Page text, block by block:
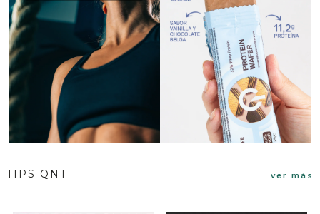
TIPS QNT ver más